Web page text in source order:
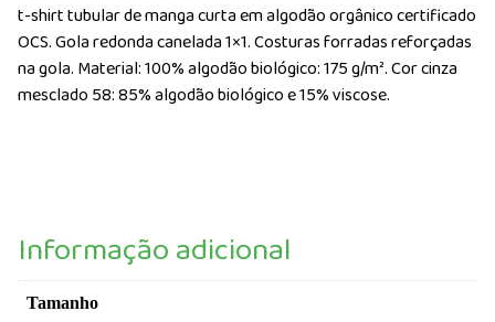
t-shirt tubular de manga curta em algodão orgânico certificado
OCS. Gola redonda canelada 1×1. Costuras forradas reforçadas
na gola. Material: 100% algodão biológico: 175 g/m². Cor cinza
mesclado 58: 85% algodão biológico e 15% viscose.
Informação adicional
Tamanho